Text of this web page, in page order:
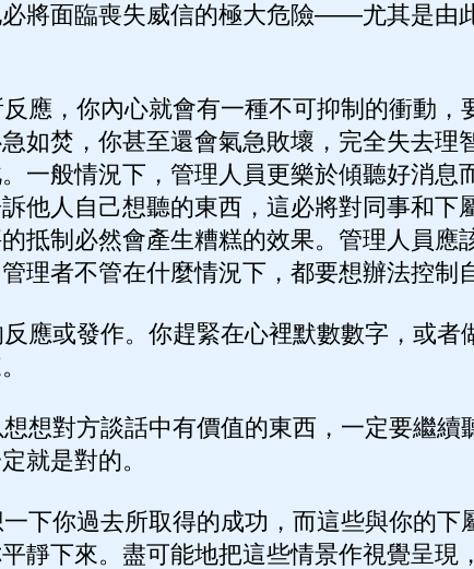
將面臨喪失威信的極大危險——尤其是由
應，你內心就會有一種不可抑制的衝動，
如焚，你甚至還會氣急敗壞，完全失去
一般情況下，管理人員更樂於傾聽好消息
他人自己想聽的東西，這必將對同事和下
抵制必然會產生糟糕的效果。管理人員應
理者不管在什麼情況下，都要想辦法控制
應或發作。你趕緊在心裡默數數字，或者
想對方談話中有價值的東西，一定要繼續
就是對的。
下你過去所取得的成功，而這些與你的下
靜下來。盡可能地把這些情景作視覺呈現